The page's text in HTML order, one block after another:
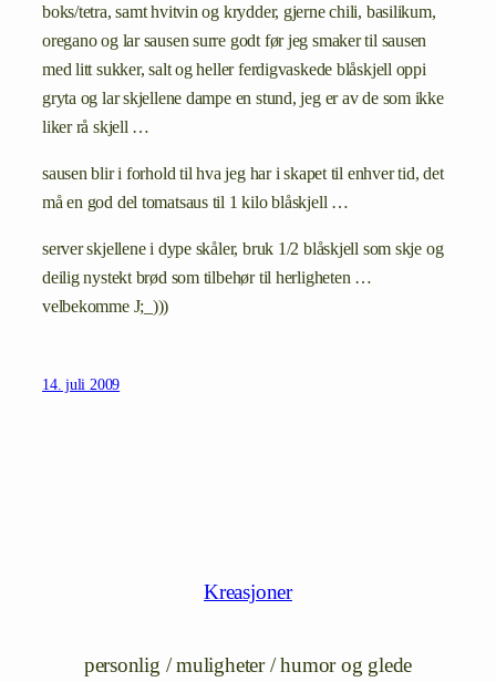
boks/tetra, samt hvitvin og krydder, gjerne chili, basilikum,
oregano og lar sausen surre godt før jeg smaker til sausen
med litt sukker, salt og heller ferdigvaskede blåskjell oppi
gryta og lar skjellene dampe en stund, jeg er av de som ikke
liker rå skjell …
sausen blir i forhold til hva jeg har i skapet til enhver tid, det
må en god del tomatsaus til 1 kilo blåskjell …
server skjellene i dype skåler, bruk 1/2 blåskjell som skje og
deilig nystekt brød som tilbehør til herligheten …
velbekomme J;_)))
14. juli 2009
Kreasjoner
personlig / muligheter / humor og glede